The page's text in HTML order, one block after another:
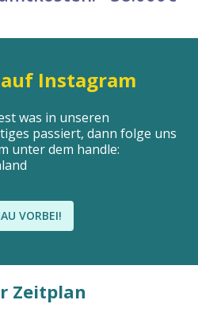
Instagram
was in unseren
passiert, dann folge uns
unter dem handle:
VORBEI!
Zeitplan